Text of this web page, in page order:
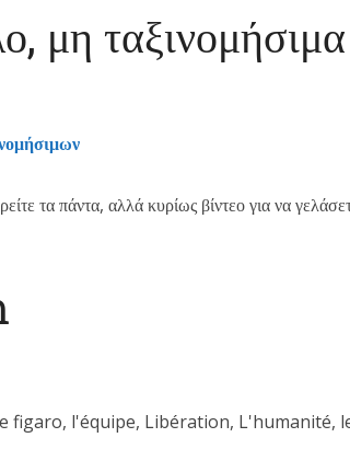
μη ταξινομήσιμα
τα πάντα, αλλά κυρίως βίντεο για να
le figaro, l'équipe, Libération, L'humanité,